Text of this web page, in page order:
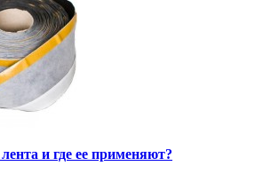
и где ее применяют?